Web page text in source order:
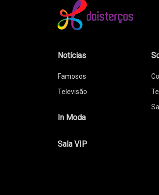
Notícias
Famosos
Televisão
In Moda
Sala VIP